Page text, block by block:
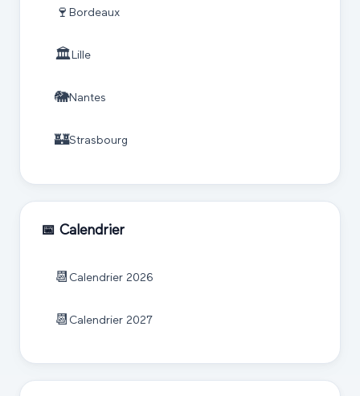
🍷 Bordeaux
🏛️ Lille
🐘Nantes
🏰Strasbourg
📅 Calendrier
📆 Calendrier 2026
📆 Calendrier 2027